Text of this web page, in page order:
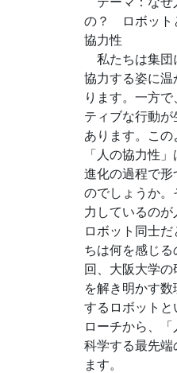
の？ ロボット
協力性
私たちは集団
協力する姿に
ります。一方
ティブな行動
あります。こ
「人の協力性
進化の過程で形
のでしょうか
力しているのが
ロボット同士
ちは何を感じ
回、大阪大学
を解き明かす
するロボット
ローチから、
科学する最先端
ます。